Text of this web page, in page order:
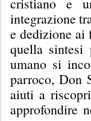
integrazione
e dedizione ai
quella
umano si
parroco, Don
aiuti a
approfondire